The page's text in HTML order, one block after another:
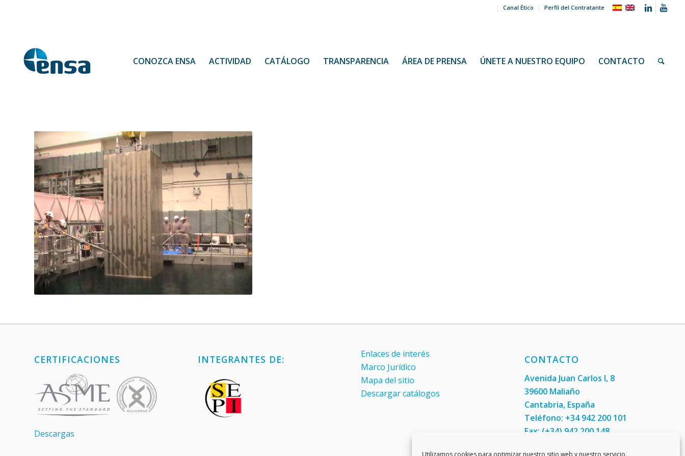
Utilizamos cookies para optimizar nuestro sitio web y nuestro servicio.
Canal Ético Perfil del Contratante
CONOZCA ENSA ACTIVIDAD CATÁLOGO TRANSPARENCIA ÁREA DE PRENSA ÚNETE A NUESTRO EQUIPO CONTACTO
CERTIFICACIONES
Descargas
INTEGRANTES DE:
Enlaces de interés
Marco Jurídico
Mapa del sitio
Descargar catálogos
CONTACTO
Avenida Juan Carlos I, 8
39600 Maliaño
Cantabria, España
Teléfono: +34 942 200 101
Fax: (+34) 942 200 148